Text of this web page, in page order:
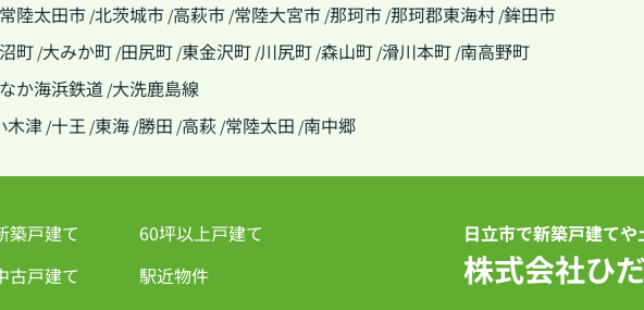
常陸太田市 /北茨城市 /高萩市 /常陸大宮市 /那珂市 /那珂郡東海村 /鉾田市
町 /大みか町 /田尻町 /東金沢町 /川尻町 /森山町 /滑川本町 /南高野町
か海浜鉄道 /大洗鹿島線
木津 /十王 /東海 /勝田 /高萩 /常陸太田 /南中郷
築戸建て
古戸建て
60坪以上戸建て
駅近物件
日立市で新築戸建て
株式会社ひ